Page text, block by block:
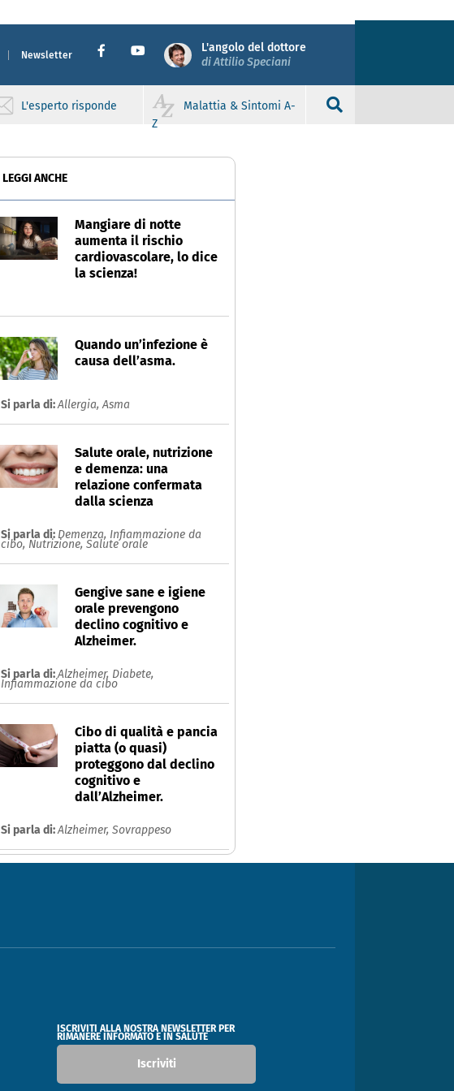
Newsletter
L'angolo del dottore
di Attilio Speciani
L'esperto risponde
Malattia & Sintomi A-
Z
LEGGI ANCHE
Mangiare di notte
aumenta il rischio
cardiovascolare, lo dice
la scienza!
Quando un’infezione è
causa dell’asma.
Si parla di:Allergia,Asma
Salute orale, nutrizione
e demenza: una
relazione confermata
dalla scienza
Si parla di: Demenza, Infiammazione da
cibo, Nutrizione, Salute orale
Gengive sane e igiene
orale prevengono
declino cognitivo e
Alzheimer.
Si parla di:Alzheimer, Diabete,
Infiammazione da cibo
Cibo di qualità e pancia
piatta (o quasi)
proteggono dal declino
cognitivo e
dall’Alzheimer.
Si parla di:Alzheimer, Sovrappeso
ISCRIVITI ALLA NOSTRA NEWSLETTER PER
RIMANERE INFORMATO E IN SALUTE
Iscriviti